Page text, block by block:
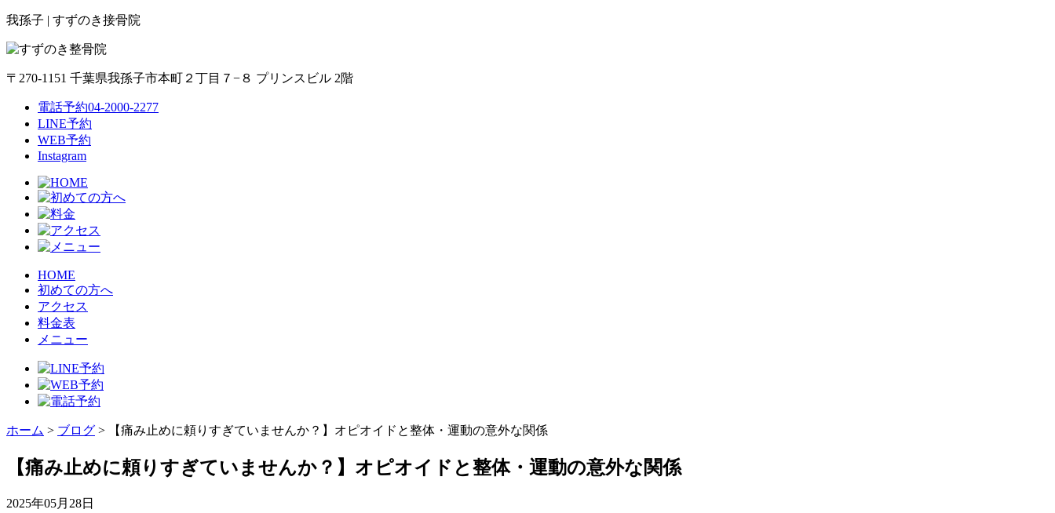
我孫子 | すずのき接骨院
〒270-1151 千葉県我孫子市本町２丁目７−８ プリンスビル 2階
電話予約04-2000-2277
LINE予約
WEB予約
Instagram
HOME
初めての方へ
アクセス
料金表
メニュー
ホーム > ブログ > 【痛み止めに頼りすぎていませんか？】オピオイドと整体・運動の意外な関係
【痛み止めに頼りすぎていませんか？】オピオイドと整体・運動の意外な関係
2025年05月28日